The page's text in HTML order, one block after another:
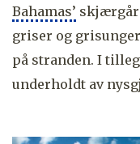
Bahamas’
griser og
på stranden. I
underholdt av